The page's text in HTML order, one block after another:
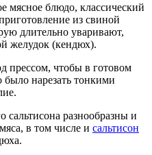
мясное блюдо, классический
из свиной
длительно уваривают,
желудок (кендюх).
прессом, чтобы в готовом
нарезать тонкими
разнообразны и
в том числе и сальтисон